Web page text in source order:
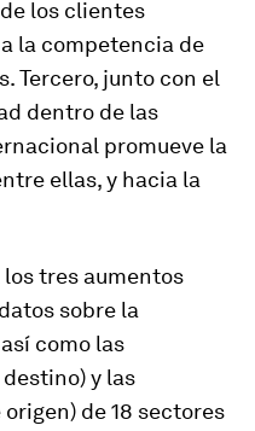
los clientes
la competencia de
Tercero, junto con el
dentro de las
promueve la
ellas, y hacia la
tres aumentos
sobre la
como las
y las
de 18 sectores